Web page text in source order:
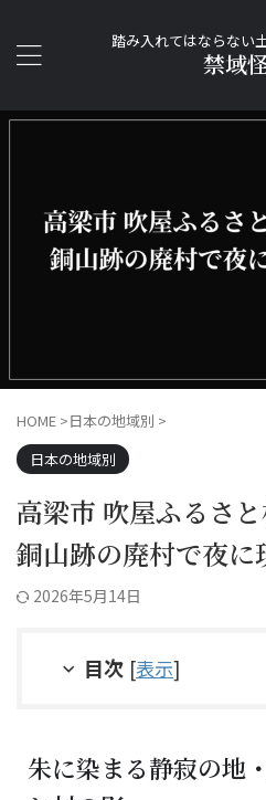
踏み入れてはならない
禁域
HOME >日本の地域別 >
日本の地域別
高梁市 吹屋ふるさと
銅山跡の廃村で夜に
2026年5月14日
目次 [表示]
朱に染まる静寂の地